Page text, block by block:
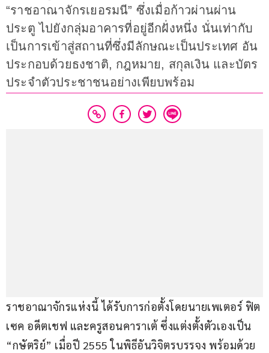
“ราชอาณาจักรเยอรมนี” ซึ่งเมื่อก้าวผ่านผ่าน
ประตู ไปยังกลุ่มอาคารที่อยู่อีกฝั่งหนึ่ง นั่นเท่ากับ
เป็นการเข้าสู่สถานที่ซึ่งมีลักษณะเป็นประเทศ อัน
ประกอบด้วยธงชาติ, กฎหมาย, สกุลเงิน และบัตร
ประจำตัวประชาชนอย่างเพียบพร้อม
ราชอาณาจักรแห่งนี้ ได้รับการก่อตั้งโดยนายเพเตอร์ ฟิต
เซค อดีตเชฟ และครูสอนคาราเต้ ซึ่งแต่งตั้งตัวเองเป็น
“กษัตริย์” เมื่อปี 2555 ในพิธีอันวิจิตรบรรจง พร้อมด้วย